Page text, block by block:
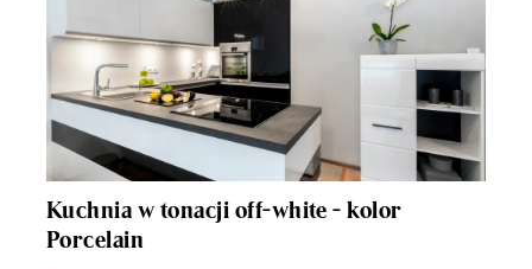
Kuchnia w tonacji off-white - kolor
Porcelain